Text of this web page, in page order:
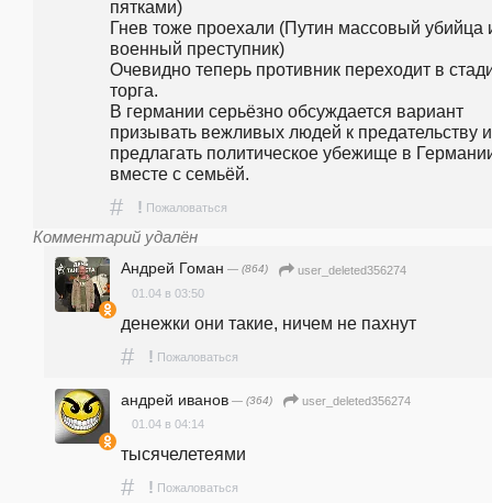
пятками)
Гнев тоже проехали (Путин массовый убийца
военный преступник)
Очевидно теперь противник переходит в
торга.
В германии серьёзно обсуждается вариант
призывать вежливых людей к предательству и
предлагать политическое убежище в
вместе с семьёй.
# ! Пожаловаться
Комментарий удалён
Андрей Гоман — (864)
user_deleted356274
01.04 в 03:50
денежки они такие, ничем не пахнут
# ! Пожаловаться
андрей иванов — (364)
user_deleted356274
01.04 в 04:14
тысячелетеями
# ! Пожаловаться